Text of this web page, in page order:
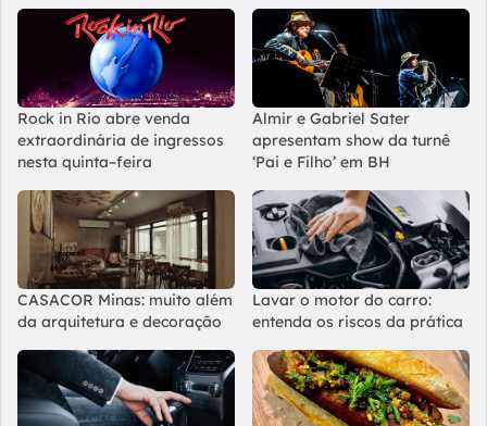
Rock in Rio abre venda
extraordinária de ingressos
nesta quinta–feira
Almir e Gabriel Sater
apresentam show da turnê
‘Pai e Filho’ em BH
CASACOR Minas: muito além
da arquitetura e decoração
Lavar o motor do carro:
entenda os riscos da prática